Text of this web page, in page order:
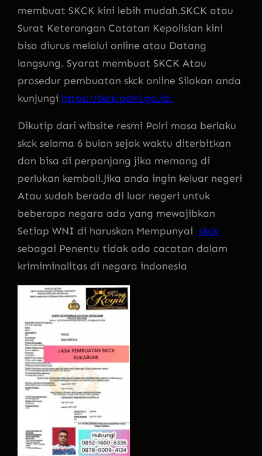
membuat SKCK kini lebih mudah.SKCK atau
Surat Keterangan Catatan Kepolisian kini
bisa diurus melalui online atau Datang
langsung. Syarat membuat SKCK Atau
prosedur pembuatan skck online Silakan anda
kunjungi https://skck.polri.go.id.
Dikutip dari wibsite resmi Polri masa berlaku
skck selama 6 bulan sejak waktu diterbitkan
dan bisa di perpanjang jika memang di
perlukan kembali.Jika anda ingin keluar negeri
Atau sudah berada di luar negeri untuk
beberapa negara ada yang mewajibkan
Setiap WNI di haruskan Mempunyai skck
sebagai Penentu tidak ada cacatan dalam
krimiminalitas di negara indonesia